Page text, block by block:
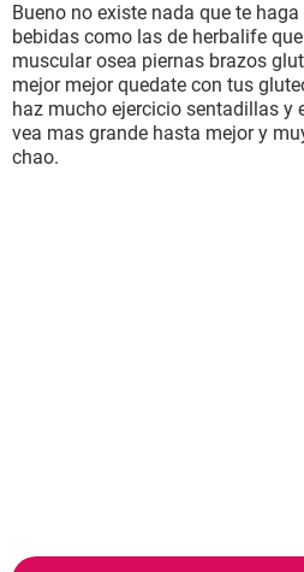
Bueno no existe nada que te
bebidas como las de herbalife
muscular osea piernas brazos
mejor mejor quedate con tus
haz mucho ejercicio sentadillas y
vea mas grande hasta mejor y
chao.